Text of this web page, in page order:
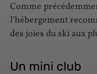
Comme
l’hébergement
des joies du ski aux
Un mini club